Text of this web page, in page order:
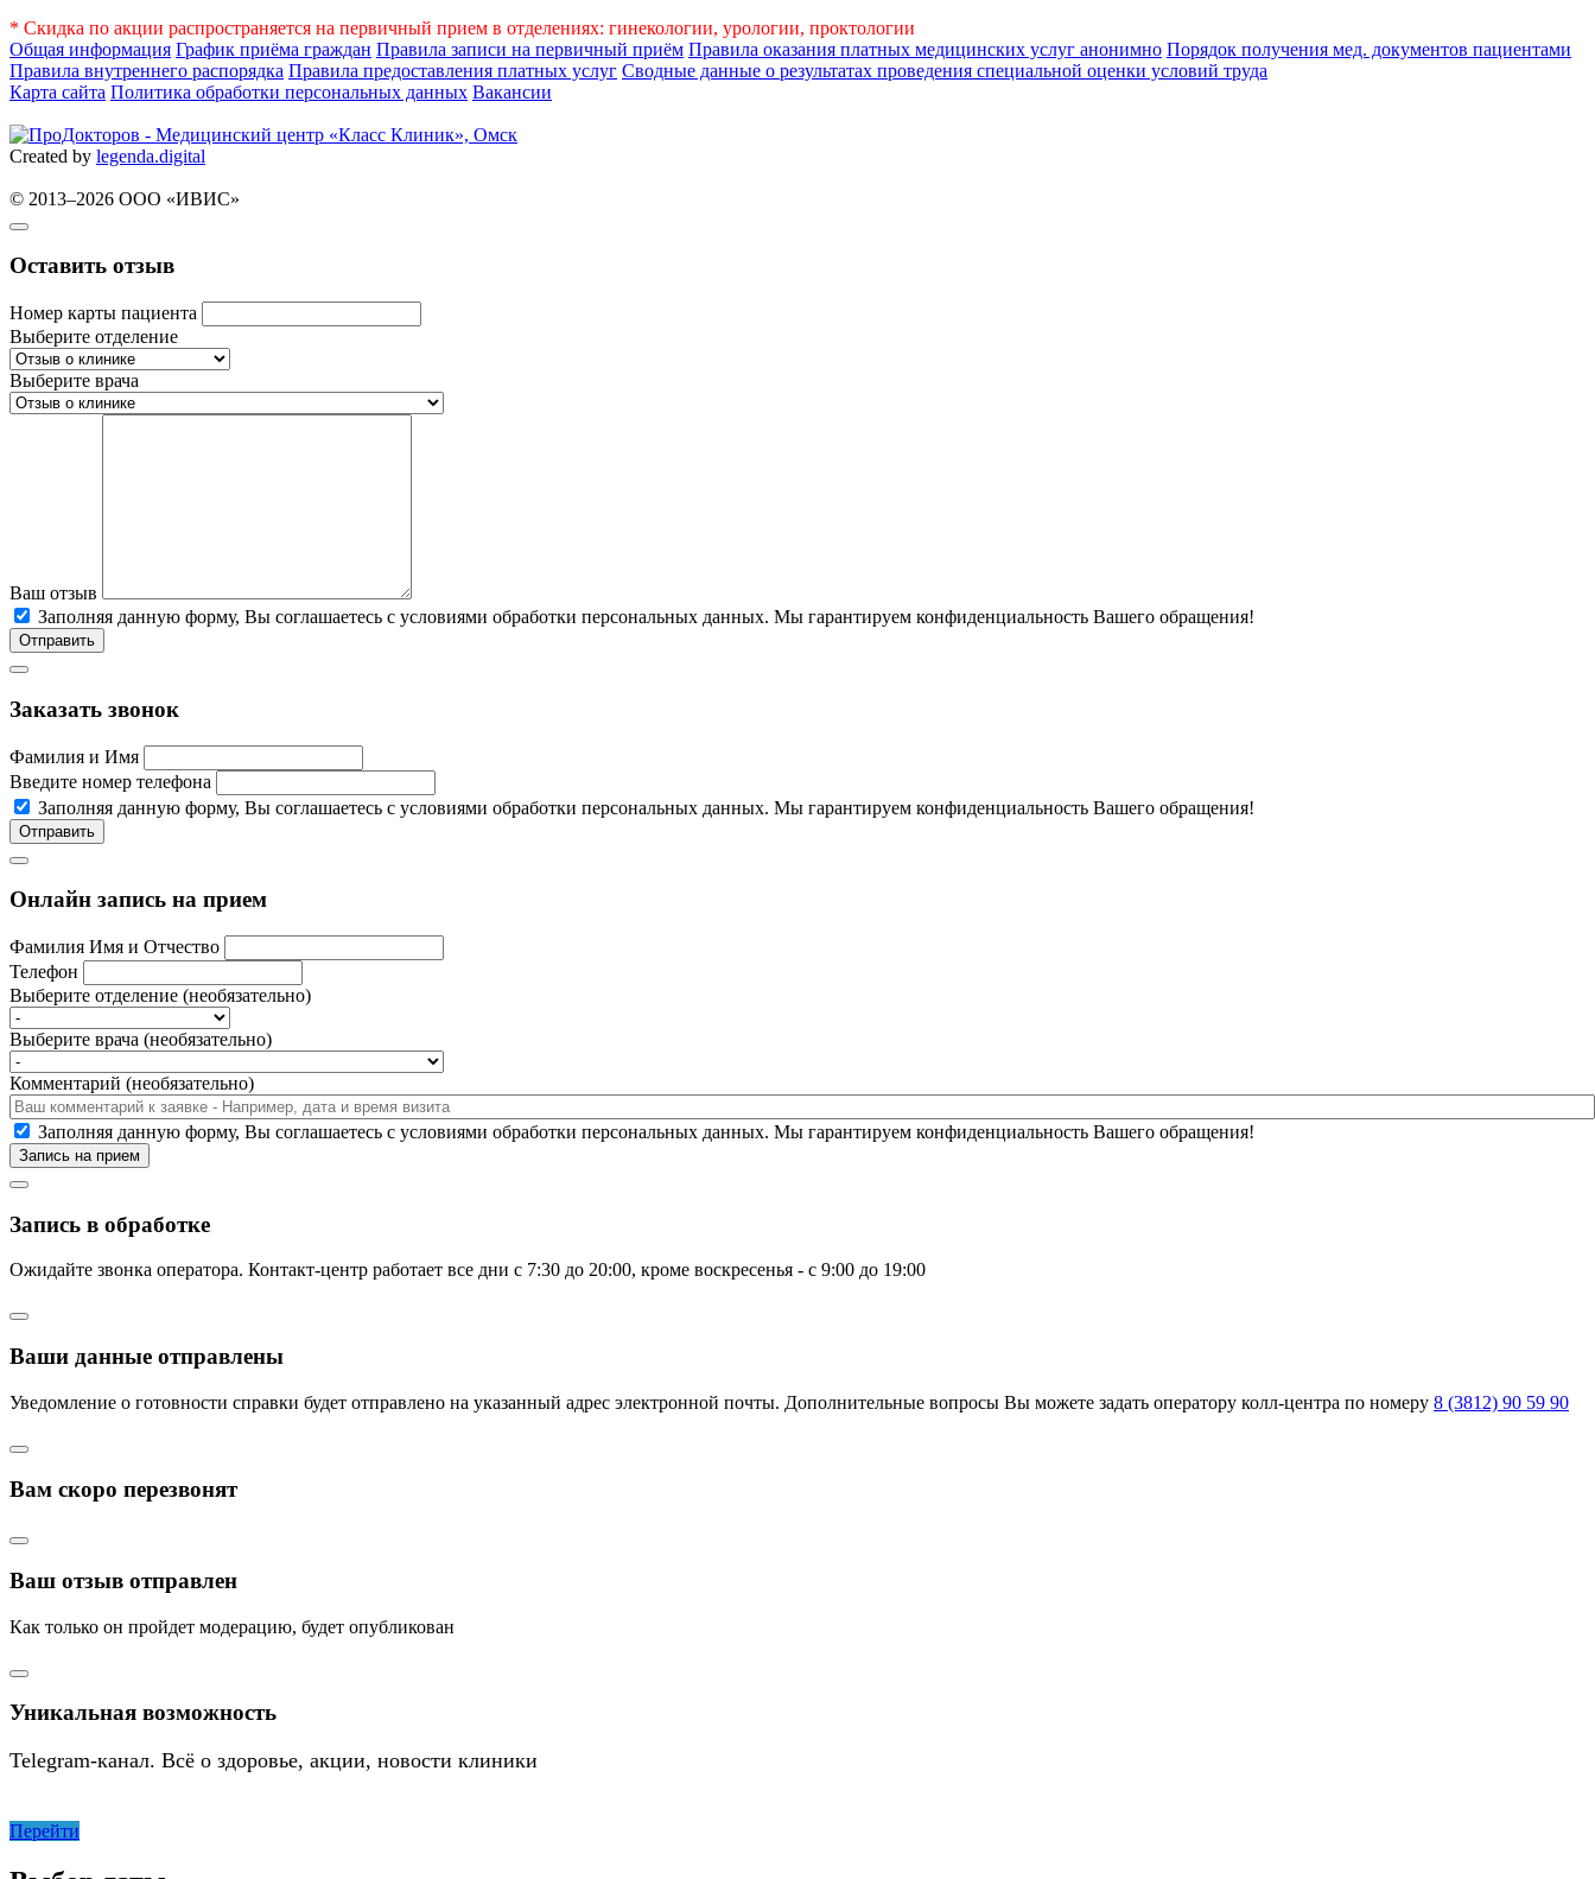
* Скидка по акции распространяется на первичный прием в отделениях: гинекологии, урологии, проктологии
Общая информация График приёма граждан Правила записи на первичный приём Правила оказания платных медицинских услуг анонимно Порядок получения мед. документов пациентами
Правила внутреннего распорядка Правила предоставления платных услуг Сводные данные о результатах проведения специальной оценки условий труда
Карта сайта Политика обработки персональных данных Вакансии
Created by legenda.digital
© 2013–2026 ООО «ИВИС»
Оставить отзыв
Номер карты пациента
Выберите отделение
Выберите врача
Ваш отзыв
Заполняя данную форму, Вы соглашаетесь c условиями обработки персональных данных. Мы гарантируем конфиденциальность Вашего обращения!
Отправить
Заказать звонок
Фамилия и Имя
Введите номер телефона
Заполняя данную форму, Вы соглашаетесь c условиями обработки персональных данных. Мы гарантируем конфиденциальность Вашего обращения!
Отправить
Онлайн запись на прием
Фамилия Имя и Отчество
Телефон
Выберите отделение (необязательно)
Выберите врача (необязательно)
Комментарий (необязательно)
Заполняя данную форму, Вы соглашаетесь c условиями обработки персональных данных. Мы гарантируем конфиденциальность Вашего обращения!
Запись на прием
Запись в обработке
Ожидайте звонка оператора. Контакт-центр работает все дни с 7:30 до 20:00, кроме воскресенья - с 9:00 до 19:00
Ваши данные отправлены
Уведомление о готовности справки будет отправлено на указанный адрес электронной почты. Дополнительные вопросы Вы можете задать оператору колл-центра по номеру 8 (3812) 90 59 90
Вам скоро перезвонят
Ваш отзыв отправлен
Как только он пройдет модерацию, будет опубликован
Уникальная возможность
Telegram-канал. Всё о здоровье, акции, новости клиники
Перейти